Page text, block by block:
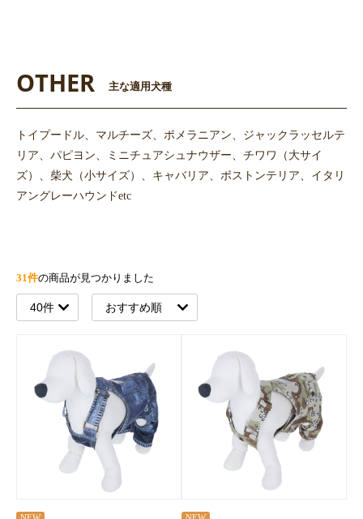
OTHER 主な適用犬種
トイプードル、マルチーズ、ポメラニアン、ジャックラッセルテ
リア、パピヨン、ミニチュアシュナウザー、チワワ（大サイ
ズ）、柴犬（小サイズ）、キャバリア、ボストンテリア、イタリ
アングレーハウンドetc
31件の商品が見つかりました